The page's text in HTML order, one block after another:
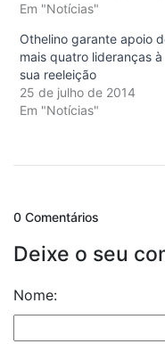
Em "Notícias"
Othelino garante apoio
mais quatro lideranças à
sua reeleição
25 de julho de 2014
Em "Notícias"
0 Comentários
Deixe o seu
Nome: